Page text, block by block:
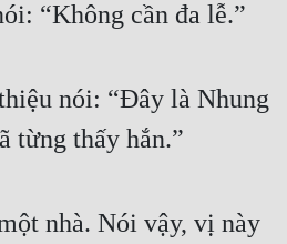
“Không cần đa lễ.”
nói: “Đây là Nhung
từng thấy hắn.”
nhà. Nói vậy, vị này